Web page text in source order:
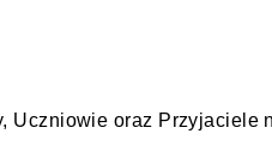
Uczniowie oraz Przyjaciele